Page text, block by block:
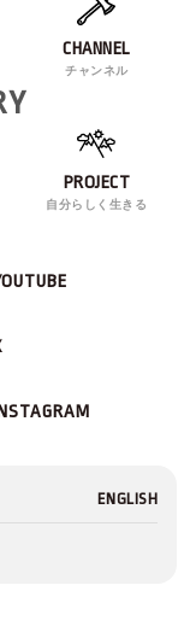
CHANNEL
チャンネル
PROJECT
自分らしく生きる